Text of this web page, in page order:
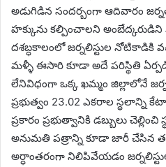
అడుగిడిన సందర్బంగా ఆదివారం
హక్కును కల్పించాలని అంబేద్కరుడిని
దశబ్ధకాలంలో జర్నలిస్టుల నోటికాడికి
మళ్ళీ ఈసారి కూడా అదే పరిస్థితి
లేనివిధంగా ఒక్క ఖమ్మం జిల్లాలోనే
ప్రభుత్వం 23.02 ఎకరాల స్ధలాన్ని
ప్రకారం ప్రభుత్వానికి డబ్బులు
అనుమతి పత్రాన్ని కూడా జారీ చేసిన
అర్ధాంతరంగా నిలిపివేయడం